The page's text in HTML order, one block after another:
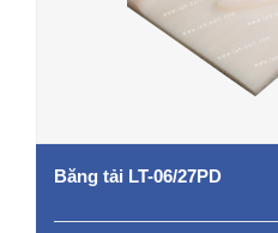
Băng tải LT-06/27PD